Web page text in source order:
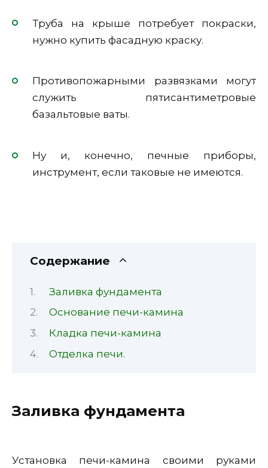
Труба на крыше потребует покраски,
нужно купить фасадную краску.
Противопожарными развязками могут
служить пятисантиметровые
базальтовые ваты.
Ну и, конечно, печные приборы,
инструмент, если таковые не имеются.
Содержание
Заливка фундамента
Основание печи-камина
Кладка печи-камина
Отделка печи.
Заливка фундамента
Установка печи-камина своими руками